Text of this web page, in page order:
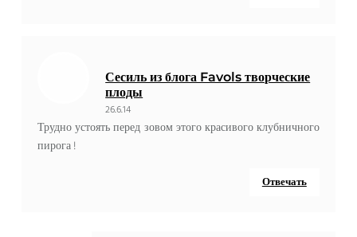
Сесиль из блога Favols творческие
плоды
26.6.14
Трудно устоять перед зовом этого красивого клубничного
пирога !
Отвечать